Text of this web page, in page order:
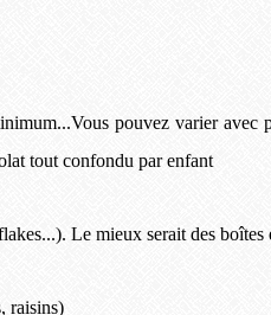
pouvez varier avec
tout confondu par enfant
Le mieux serait des boîtes
raisins)